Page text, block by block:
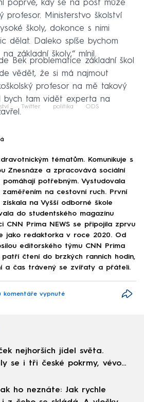
poprvé, kdy se na post může
profesor. Ministerstvo školství
školy, dokonce s nimi
dělat. Daleko spíše bychom
základní školy,“ mínil.
Bek problematice základní škol
vědět, že si má najmout
profesor na mě takový
bych tam vidět experta na
Twitter politika ODS
tématům. Komunikuje s
Znesnáze a zpracovává sociální
potřebným. Vystudovala
na cestovní ruch. První
na Vyšší odborné škole
do studentského magazínu
CNN Prima NEWS se připojila zprvu
jako redaktorka v roce 2020. Od
editorského týmu CNN Prima
patří čtení do brzkých ranních hodin,
a čas trávený se zvířaty a přáteli.
komentáře vypnuté
nejhorších jídel světa.
se i tři české pokrmy, vévodí
ho neznáte: Jak rychle